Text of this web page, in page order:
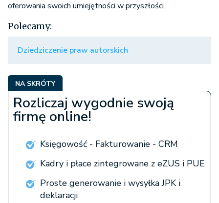
oferowania swoich umiejętności w przyszłości.
Polecamy:
Dziedziczenie praw autorskich
NA SKRÓTY
Rozliczaj wygodnie swoją
firmę online!
Księgowość - Fakturowanie - CRM
Kadry i płace zintegrowane z eZUS i PUE
Proste generowanie i wysyłka JPK i
deklaracji